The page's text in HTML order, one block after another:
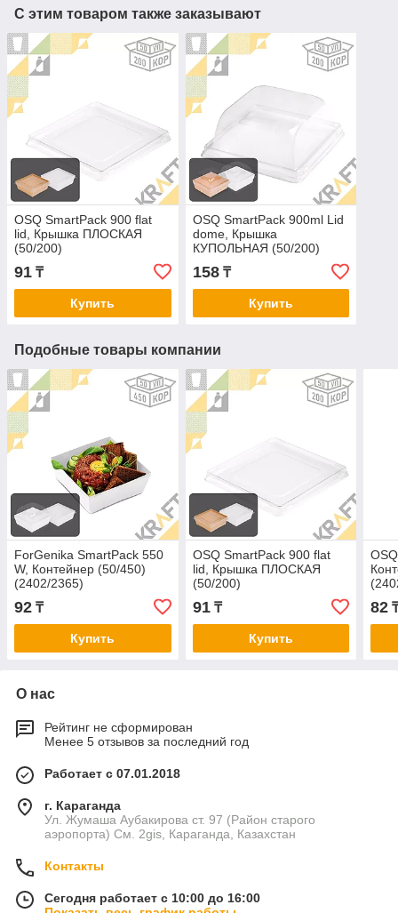
С этим товаром также заказывают
OSQ SmartPack 900 flat
lid, Крышка ПЛОСКАЯ
(50/200)
91 ₸
Купить
OSQ SmartPack 900ml Lid
dome, Крышка
КУПОЛЬНАЯ (50/200)
158₸
Купить
Подобные товары компании
ForGenika SmartPack 550
W, Контейнер (50/450)
(2402/2365)
92 ₸
Купить
OSQ SmartPack 900 flat
lid, Крышка ПЛОСКАЯ
(50/200)
91₸
Купить
82
О нас
Рейтинг не сформирован
Менее 5 отзывов за последний год
Работает с 07.01.2018
г. Караганда
Ул. Жумаша Аубакирова ст. 97 (Район старого
аэропорта) См. 2gis, Караганда, Казахстан
Контакты
Сегодня работает с 10:00 до 16:00